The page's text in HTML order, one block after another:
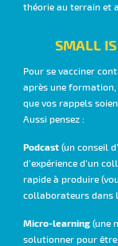
théorie au terrain et
SMALL
Pour se vacciner
après une formation,
que vos rappels
Aussi pensez :
Podcast(un conseil
d’expérience d’un
rapide à produire
collaborateurs dans
Micro-learning (une
solutionner pour